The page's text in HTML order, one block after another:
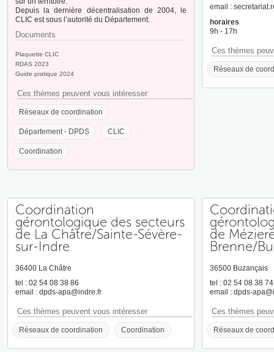
Depuis la dernière décentralisation de 2004, le
CLIC est sous l’autorité du Département.
Documents
Plaquette CLIC
RDAS 2023
Guide pratique 2024
Ces thèmes peuvent vous intéresser
Réseaux de coordination
Département - DPDS CLIC
Coordination
email :
horaires
9h - 17h
Ces thèmes
Réseaux de
Coordination
gérontologique des secteurs
de La Châtre/Sainte-Sévère-
sur-Indre
36400 La Châtre
tel : 02 54 08 38 86
email : dpds-apa@indre.fr
Ces thèmes peuvent vous intéresser
Réseaux de coordination Coordination
de
Brenne/
36500 Buzançais
tel : 02 54 08 38 74
email : dpds-
Ces thèmes
Réseaux de